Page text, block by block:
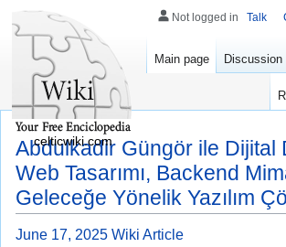
Abdulkadir Güngör ile Dijital
Web Tasarımı, Backend
Geleceğe Yönelik Yazılım
June 17, 2025 Wiki Article
Not logged in Talk
Main page Discussion
celticwiki.com